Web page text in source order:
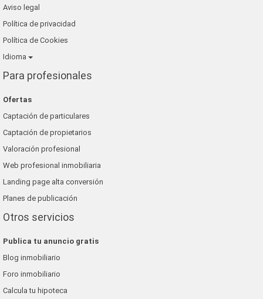
Aviso legal
Política de privacidad
Política de Cookies
Idioma
Para profesionales
Ofertas
Captación de particulares
Captación de propietarios
Valoración profesional
Web profesional inmobiliaria
Landing page alta conversión
Planes de publicación
Otros servicios
Publica tu anuncio gratis
Blog inmobiliario
Foro inmobiliario
Calcula tu hipoteca